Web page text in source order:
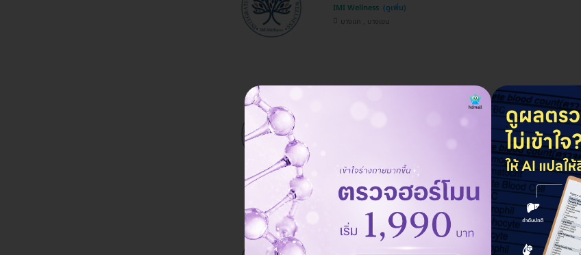
IMI Wellness
บางแค , บางเขน
ฝังเข็มบรรเทาอาการปวดประจำเดือน 1 ครั้ง
ฝังเข็มรักษาสิว 1 ครั้ง